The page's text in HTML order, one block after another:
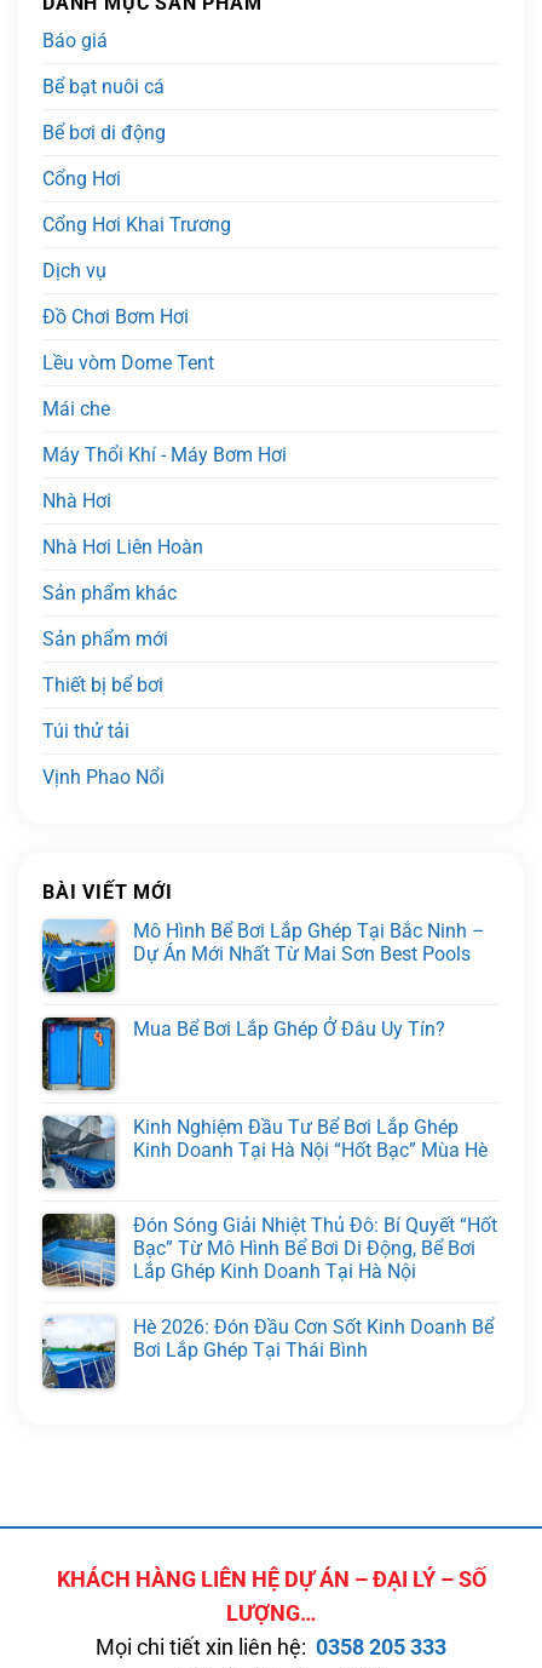
Báo giá
Bể bạt nuôi cá
Bể bơi di động
Cổng Hơi
Cổng Hơi Khai Trương
Dịch vụ
Đồ Chơi Bơm Hơi
Lều vòm Dome Tent
Mái che
Máy Thổi Khí - Máy Bơm Hơi
Nhà Hơi
Nhà Hơi Liên Hoàn
Sản phẩm khác
Sản phẩm mới
Thiết bị bể bơi
Túi thử tải
Vịnh Phao Nổi
BÀI VIẾT MỚI
Mô Hình Bể Bơi Lắp Ghép Tại Bắc Ninh –
Dự Án Mới Nhất Từ Mai Sơn Best Pools
Mua Bể Bơi Lắp Ghép Ở Đâu Uy Tín?
Kinh Nghiệm Đầu Tư Bể Bơi Lắp Ghép
Kinh Doanh Tại Hà Nội “Hốt Bạc” Mùa Hè
Đón Sóng Giải Nhiệt Thủ Đô: Bí Quyết “Hốt
Bạc” Từ Mô Hình Bể Bơi Di Động, Bể Bơi
Lắp Ghép Kinh Doanh Tại Hà Nội
Hè 2026: Đón Đầu Cơn Sốt Kinh Doanh Bể
Bơi Lắp Ghép Tại Thái Bình
KHÁCH HÀNG LIÊN HỆ DỰ ÁN – ĐẠI LÝ – SỐ
LƯỢNG…
Mọi chi tiết xin liên hệ: 0358 205 333